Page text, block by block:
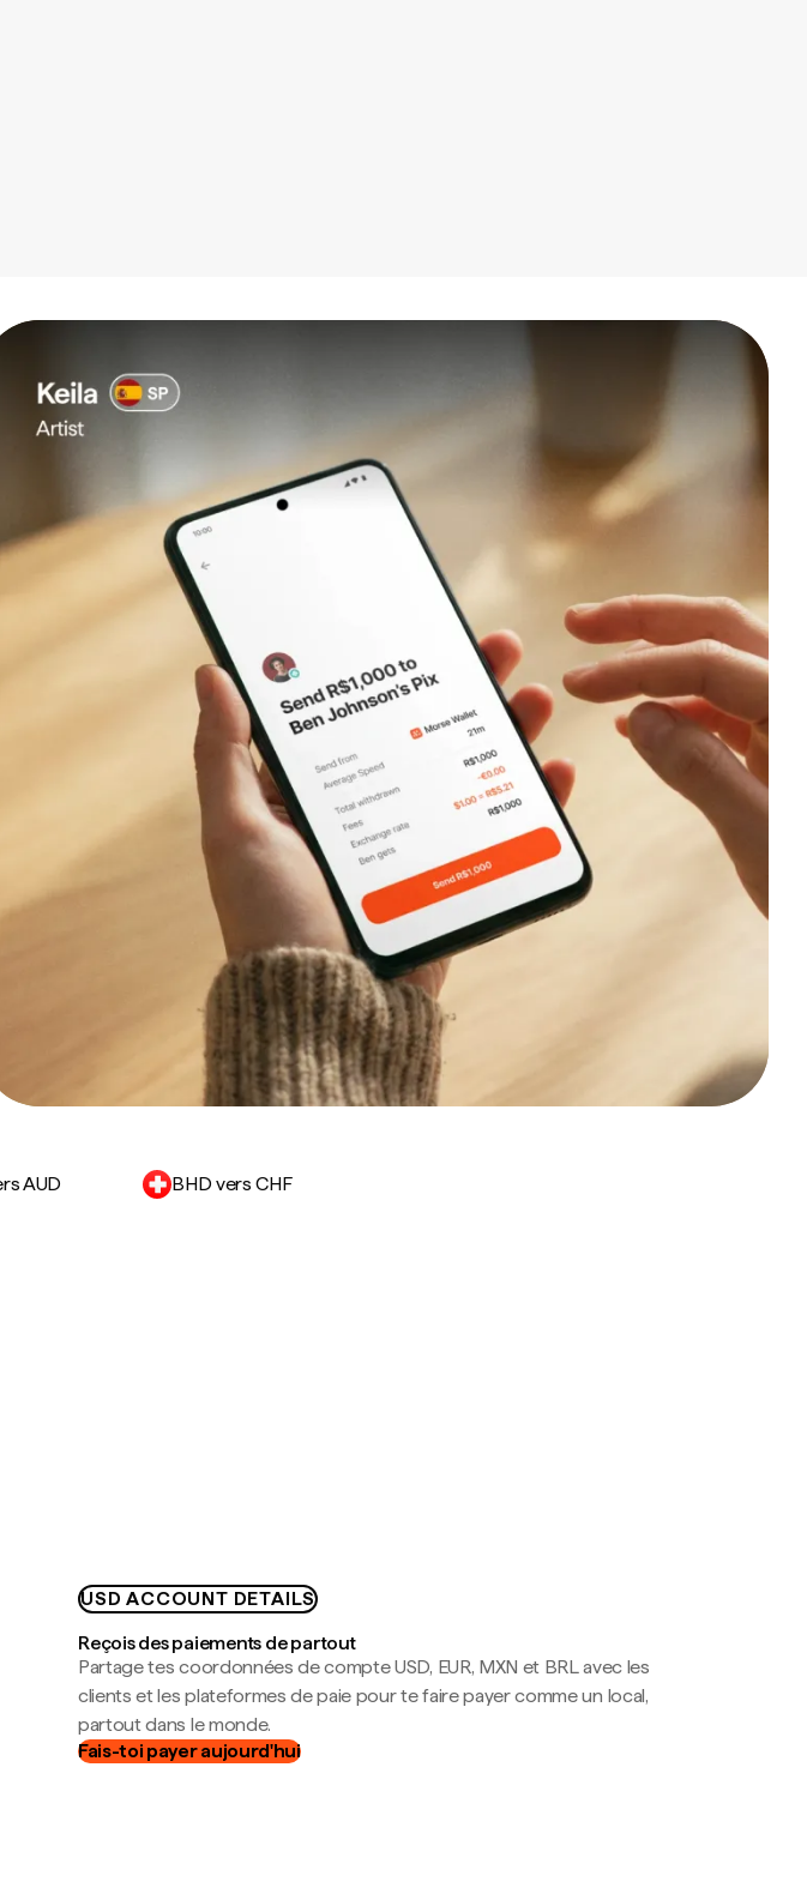
AUD BHD vers CHF
USD ACCOUNT DETAILS
Reçois des paiements de partout
Partage tes coordonnées de compte USD, EUR, MXN et BRL avec les
clients et les plateformes de paie pour te faire payer comme un local,
partout dans le monde.
Fais-toi payer aujourd'hui